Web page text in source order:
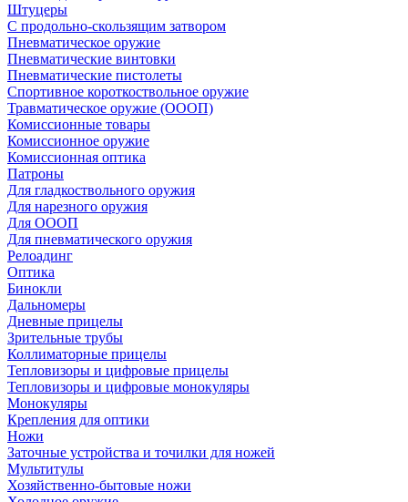
Штуцеры
С продольно-скользящим затвором
Пневматическое оружие
Пневматические винтовки
Пневматические пистолеты
Спортивное короткоствольное оружие
Травматическое оружие (ОООП)
Комиссионные товары
Комиссионное оружие
Комиссионная оптика
Патроны
Для гладкоствольного оружия
Для нарезного оружия
Для ОООП
Для пневматического оружия
Релоадинг
Оптика
Бинокли
Дальномеры
Дневные прицелы
Зрительные трубы
Коллиматорные прицелы
Тепловизоры и цифровые прицелы
Тепловизоры и цифровые монокуляры
Монокуляры
Крепления для оптики
Ножи
Заточные устройства и точилки для ножей
Мультитулы
Хозяйственно-бытовые ножи